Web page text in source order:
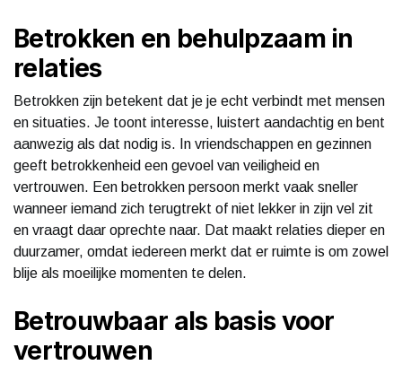
Betrokken en behulpzaam in
relaties
Betrokken zijn betekent dat je je echt verbindt met mensen
en situaties. Je toont interesse, luistert aandachtig en bent
aanwezig als dat nodig is. In vriendschappen en gezinnen
geeft betrokkenheid een gevoel van veiligheid en
vertrouwen. Een betrokken persoon merkt vaak sneller
wanneer iemand zich terugtrekt of niet lekker in zijn vel zit
en vraagt daar oprechte naar. Dat maakt relaties dieper en
duurzamer, omdat iedereen merkt dat er ruimte is om zowel
blije als moeilijke momenten te delen.
Betrouwbaar als basis voor
vertrouwen